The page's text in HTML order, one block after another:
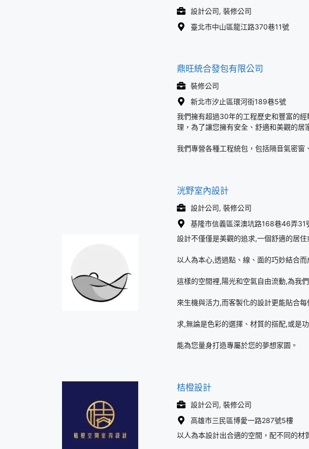
設計公司, 裝修公司
臺北市中山區龍江路370巷11號
鼎旺統合發包有限公司
裝修公司
新北市汐止區環河街189巷5號
我們擁有超過30年的工程歷史和豐富的
理，為了讓您擁有安全、舒適和美觀的居
我們專營各種工程統包，包括隔音氣密窗
洸野室內設計
設計公司, 裝修公司
基隆市信義區深澳坑路168巷46弄31
設計不僅僅是美觀的追求,一個舒適的居
以人為本心,透過點、線、面的巧妙結合
這樣的空間裡,陽光和空氣自由流動,為我
來生機與活力,而客製化的設計更能貼合每
求,無論是色彩的選擇、材質的搭配,或是
能為您量身打造專屬於您的夢想家園。
桔橙設計
設計公司, 裝修公司
高雄市三民區博愛一路287號5樓
以人為本設計出合適的空間，配不同的材